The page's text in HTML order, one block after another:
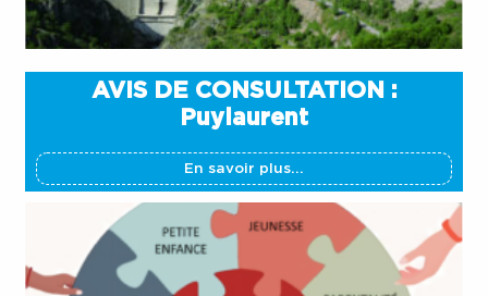
AVIS DE CONSULTATION :
Puylaurent
En savoir plus...